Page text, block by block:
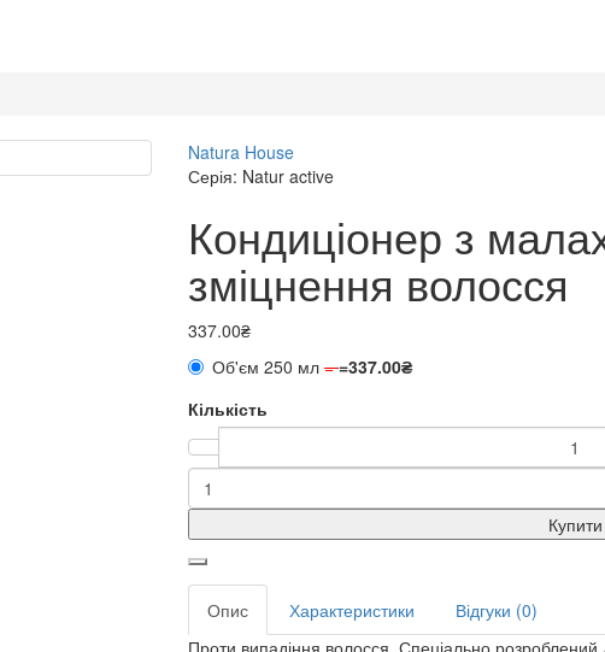
Natura House
Серія: Natur active
Кондиціонер з
зміцнення волосся
337.00₴
Об'єм 250 мл ==337.00₴
Кількість
Купити
Опис Характеристики
Відгуки (0)